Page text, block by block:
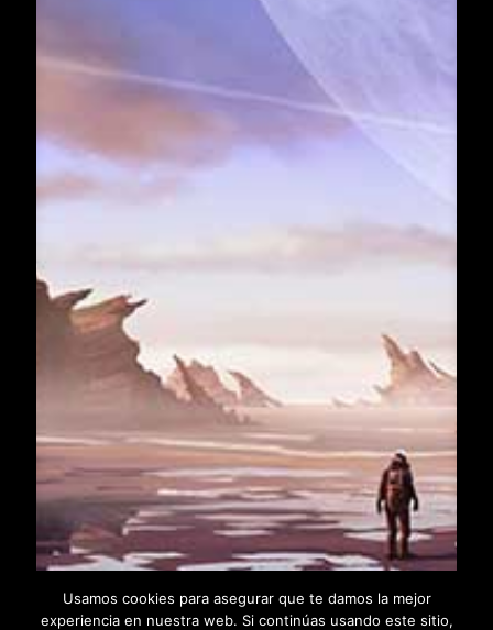
Usamos cookies para asegurar que te damos la mejor
experiencia en nuestra web. Si continúas usando este sitio,